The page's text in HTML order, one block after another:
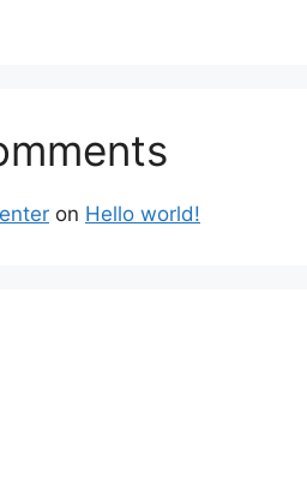
on Hello world!